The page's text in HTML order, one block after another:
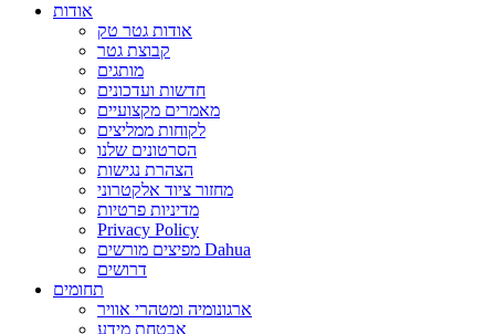
אודות
אודות גטר טק
קבוצת גטר
מותגים
חדשות ועדכונים
מאמרים מקצועיים
לקוחות ממליצים
הסרטונים שלנו
הצהרת נגישות
מחזור ציוד אלקטרוני
מדיניות פרטיות
Privacy Policy
מפיצים מורשים Dahua
דרושים
תחומים
ארגונומיה ומטהרי אוויר
אבטחת מידע